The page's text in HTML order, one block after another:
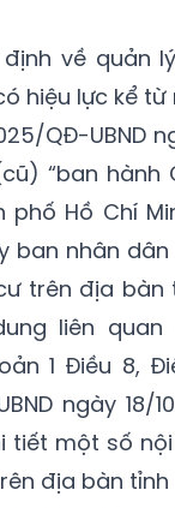
về quản
hiệu lực kể
QĐ-UBND
“ban
Hồ Chí
ban nhân
trên địa bàn
liên
1 Điều 8,
ngày 18/
tiết một số
địa bàn tỉnh